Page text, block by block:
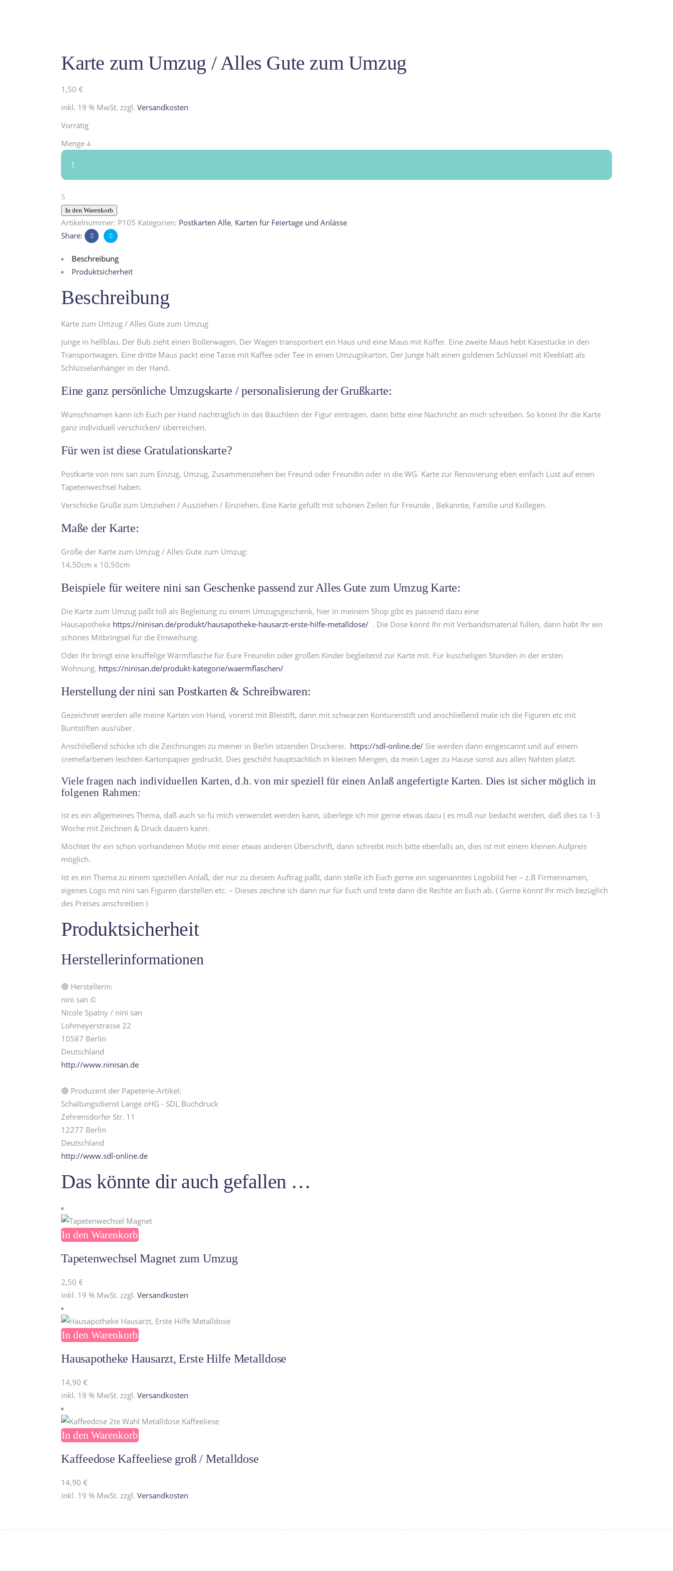
Karte zum Umzug / Alles Gute zum Umzug
1,50 €
inkl. 19 % MwSt. zzgl. Versandkosten
Vorrätig
Karte
zum
Umzug
/
Alles
Gute
zum
Umzug
Menge
In den Warenkorb
Artikelnummer: P105 Kategorien: Postkarten Alle, Karten für Feiertage und Anlässe
Share:
Beschreibung
Produktsicherheit
Beschreibung
Karte zum Umzug / Alles Gute zum Umzug
Junge in hellblau. Der Bub zieht einen Bollerwagen. Der Wagen transportiert ein Haus und eine Maus mit Koffer. Eine zweite Maus hebt Käsestücke in den
Transportwagen. Eine dritte Maus packt eine Tasse mit Kaffee oder Tee in einen Umzugskarton. Der Junge hält einen goldenen Schlüssel mit Kleeblatt als
Schlüsselanhänger in der Hand.
Eine ganz persönliche Umzugskarte / personalisierung der Grußkarte:
Wunschnamen kann ich Euch per Hand nachträglich in das Bäuchlein der Figur eintragen. dann bitte eine Nachricht an mich schreiben. So könnt Ihr die Karte
ganz individuell verschicken/ überreichen.
Für wen ist diese Gratulationskarte?
Postkarte von nini san zum Einzug, Umzug, Zusammenziehen bei Freund oder Freundin oder in die WG. Karte zur Renovierung eben einfach Lust auf einen
Tapetenwechsel haben.
Verschicke Grüße zum Umziehen / Ausziehen / Einziehen. Eine Karte gefüllt mit schönen Zeilen für Freunde , Bekannte, Familie und Kollegen.
Maße der Karte:
Größe der Karte zum Umzug / Alles Gute zum Umzug:
14,50cm x 10,50cm
Beispiele für weitere nini san Geschenke passend zur Alles Gute zum Umzug Karte:
Die Karte zum Umzug paßt toll als Begleitung zu einem Umzugsgeschenk, hier in meinem Shop gibt es passend dazu eine
Hausapotheke https://ninisan.de/produkt/hausapotheke-hausarzt-erste-hilfe-metalldose/ . Die Dose könnt Ihr mit Verbandsmaterial füllen, dann habt Ihr ein
schönes Mitbringsel für die Einweihung.
Oder Ihr bringt eine knuffelige Wärmflasche für Eure Freundin oder großen Kinder begleitend zur Karte mit. Für kuscheligen Stunden in der ersten
Wohnung. https://ninisan.de/produkt-kategorie/waermflaschen/
Herstellung der nini san Postkarten & Schreibwaren:
Gezeichnet werden alle meine Karten von Hand, vorerst mit Bleistift, dann mit schwarzen Konturenstift und anschließend male ich die Figuren etc mit
Buntstiften aus/über.
Anschließend schicke ich die Zeichnungen zu meiner in Berlin sitzenden Druckerei. https://sdl-online.de/ Sie werden dann eingescannt und auf einem
cremefarbenen leichten Kartonpapier gedruckt. Dies geschiht hauptsächlich in kleinen Mengen, da mein Lager zu Hause sonst aus allen Nähten platzt.
Viele fragen nach individuellen Karten, d.h. von mir speziell für einen Anlaß angefertigte Karten. Dies ist sicher möglich in
folgenen Rahmen:
Ist es ein allgemeines Thema, daß auch so fü mich verwendet werden kann, überlege ich mir gerne etwas dazu ( es muß nur bedacht werden, daß dies ca 1-3
Woche mit Zeichnen & Druck dauern kann.
Möchtet Ihr ein schon vorhandenen Motiv mit einer etwas anderen Überschrift, dann schreibt mich bitte ebenfalls an, dies ist mit einem kleinen Aufpreis
möglich.
Ist es ein Thema zu einem speziellen Anlaß, der nur zu diesem Auftrag paßt, dann stelle ich Euch gerne ein sogenanntes Logobild her – z.B Firmennamen,
eigenes Logo mit nini san Figuren darstellen etc. – Dieses zeichne ich dann nur für Euch und trete dann die Rechte an Euch ab. ( Gerne könnt Ihr mich bezüglich
des Preises anschreiben )
Produktsicherheit
Herstellerinformationen
🔴 Herstellerin:
nini san ©
Nicole Spatny / nini san
Lohmeyerstrasse 22
10587 Berlin
Deutschland
http://www.ninisan.de
🔴 Produzent der Papeterie-Artikel:
Schaltungsdienst Lange oHG - SDL Buchdruck
Zehrensdorfer Str. 11
12277 Berlin
Deutschland
http://www.sdl-online.de
Das könnte dir auch gefallen …
In den Warenkorb
Tapetenwechsel Magnet zum Umzug
2,50 €
inkl. 19 % MwSt. zzgl. Versandkosten
In den Warenkorb
Hausapotheke Hausarzt, Erste Hilfe Metalldose
14,90 €
inkl. 19 % MwSt. zzgl. Versandkosten
In den Warenkorb
Kaffeedose Kaffeeliese groß / Metalldose
14,90 €
inkl. 19 % MwSt. zzgl. Versandkosten